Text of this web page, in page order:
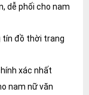
dễ phối cho nam
tín đồ thời trang
xác nhất
nam nữ văn